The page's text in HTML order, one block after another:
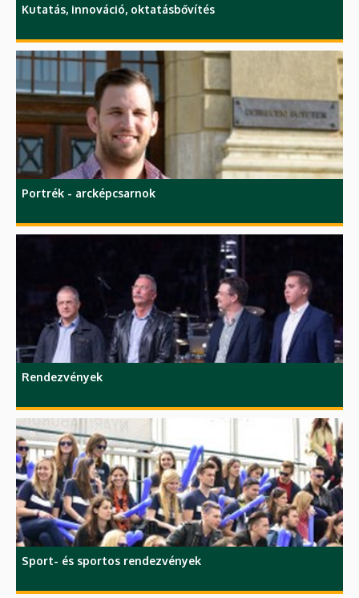
Kutatás, innováció, oktatásbővítés
Portrék - arcképcsarnok
Rendezvények
Sport- és sportos rendezvények